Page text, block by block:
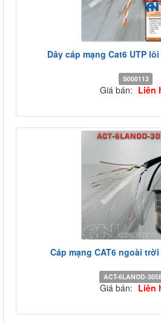
Dây cáp mạng Cat6 UTP
S000113
Giá bán: Liên
Cáp mạng CAT6 ngoài trời
ACT-6LANOD-
Giá bán: Liên